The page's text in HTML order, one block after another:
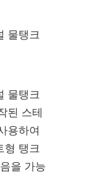
물탱크
물탱크
된 스테
용하여
형 탱크
을 가능